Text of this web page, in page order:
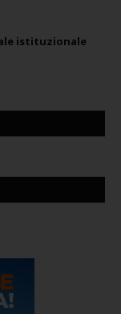
istituzionale